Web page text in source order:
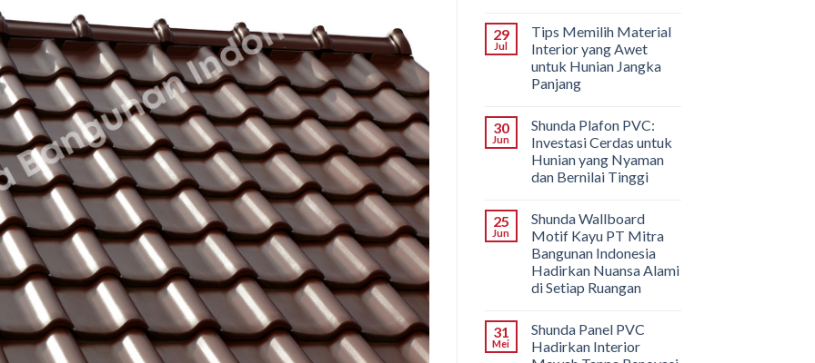
29
Jul
Tips Memilih Material
Interior yang Awet
untuk Hunian Jangka
Panjang
30
Jun
Shunda Plafon PVC:
Investasi Cerdas untuk
Hunian yang Nyaman
dan Bernilai Tinggi
25
Jun
Shunda Wallboard
Motif Kayu PT Mitra
Bangunan Indonesia
Hadirkan Nuansa Alami
di Setiap Ruangan
31
Mei
Shunda Panel PVC
Hadirkan Interior